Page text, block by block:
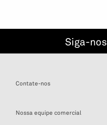
Siga-nos
Contate-nos
Nossa equipe comercial